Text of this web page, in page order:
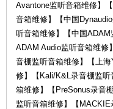
Avantone监听音箱维修】
音箱维修】【中国
听音箱维修】【中国
ADAM Audio监听音箱维修
音棚监听音箱维修】【上
修】【Kali/K&L录音棚监
箱维修】【PreSonus录音
监听音箱维修】【